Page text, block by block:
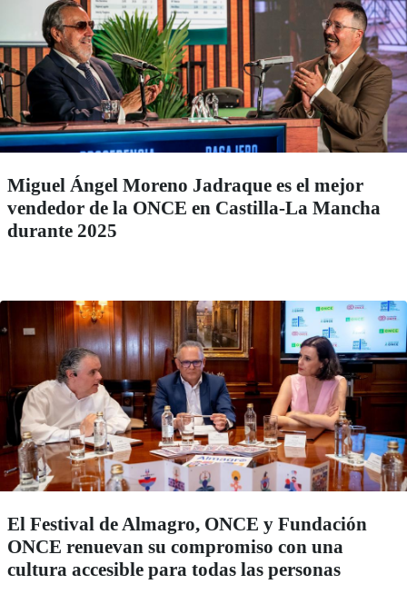
Miguel Ángel Moreno Jadraque es el mejor
vendedor de la ONCE en Castilla-La Mancha
durante 2025
El Festival de Almagro, ONCE y Fundación
ONCE renuevan su compromiso con una
cultura accesible para todas las personas